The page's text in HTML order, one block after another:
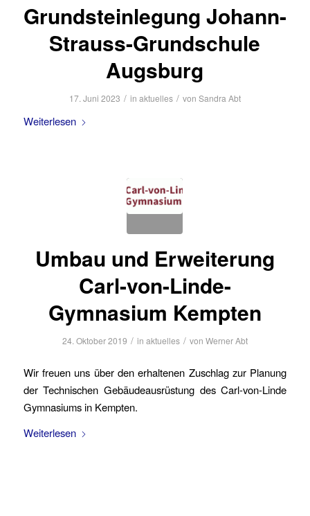
Grundsteinlegung Johann-
Strauss-Grundschule
Augsburg
17. Juni 2023 / in aktuelles / von Sandra Abt
Weiterlesen
Umbau und Erweiterung
Carl-von-Linde-
Gymnasium Kempten
24. Oktober 2019 / in aktuelles / von Werner Abt
Wir freuen uns über den erhaltenen Zuschlag zur Planung
der Technischen Gebäudeausrüstung des Carl-von-Linde
Gymnasiums in Kempten.
Weiterlesen